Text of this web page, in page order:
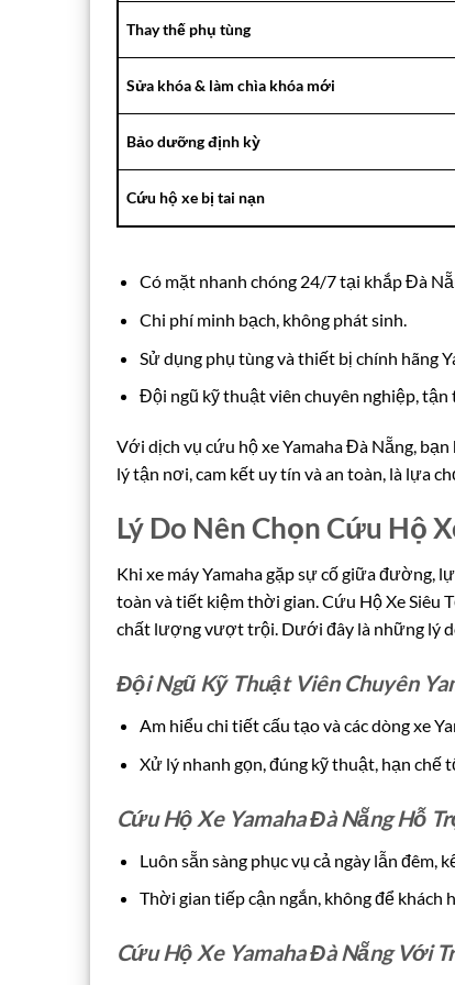
Thay thế phụ tùng
Sửa khóa & làm chìa khóa mới
Bảo dưỡng định kỳ
Cứu hộ xe bị tai nạn
Có mặt nhanh chóng 24/7 tại khắp Đà
Chi phí minh bạch, không phát sinh.
Sử dụng phụ tùng và thiết bị chính hãng
Đội ngũ kỹ thuật viên chuyên nghiệp, tận
Với dịch vụ cứu hộ xe Yamaha Đà Nẵng,
lý tận nơi, cam kết uy tín và an toàn, là lựa
Lý Do Nên Chọn Cứu Hộ
Khi xe máy Yamaha gặp sự cố giữa đường,
toàn và tiết kiệm thời gian. Cứu Hộ Xe Siêu
chất lượng vượt trội. Dưới đây là những lý
Đội Ngũ Kỹ Thuật Viên Chuyên
Am hiểu chi tiết cấu tạo và các dòng xe
Xử lý nhanh gọn, đúng kỹ thuật, hạn chế
Cứu Hộ Xe Yamaha Đà Nẵng Hỗ
Luôn sẵn sàng phục vụ cả ngày lẫn đêm,
Thời gian tiếp cận ngắn, không để khách
Cứu Hộ Xe Yamaha Đà Nẵng Với